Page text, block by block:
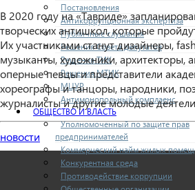
Постановления
Антикоррупционная экспертиза
Публичные слушания
Решения Совета депутатов
Решения ТИК
Решения МТИК
МЦУР
Антимонопольный комплаенс
ОБЩЕСТВО И ВЛАСТЬ
Уполномоченный по защите прав
предпринимателей
Коммерческий найм жилых
Конкурентная среда
Противодействие коррупции
В 2020 году на «Тавриде»
творческих антишкол, которые
Их участниками станут дизайнеры,
музыканты, художники, архитекторы,
оперные певцы и представители
хореографы и танцоры, народники,
журналисты и другие молодые
новости